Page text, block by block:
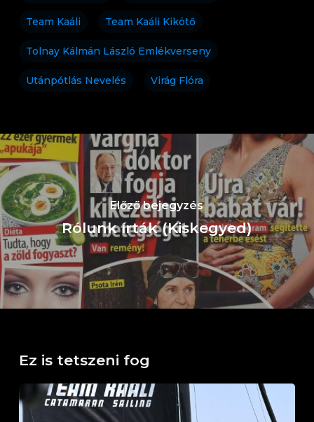
Team Kaáli Team Kaáli Kikötő
Tolnay Kálmán László Emlékverseny
Utánpótlás Nevelés Virág Flóra
Előző bejegyzés
Rólunk írták (Kiskegyed)
Ez is tetszeni fog
Horváth
Boldizsár